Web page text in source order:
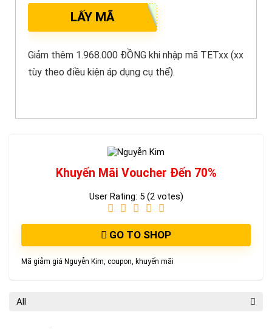
LẤY MÃ
Giảm thêm 1.968.000 ĐỒNG khi nhập mã TETxx (xx
tùy theo điều kiện áp dụng cụ thể).
Khuyến Mãi Voucher Đến 70%
User Rating: 5 (2votes)
GO TO SHOP
Mã giảm giá Nguyễn Kim, coupon, khuyến mãi
All